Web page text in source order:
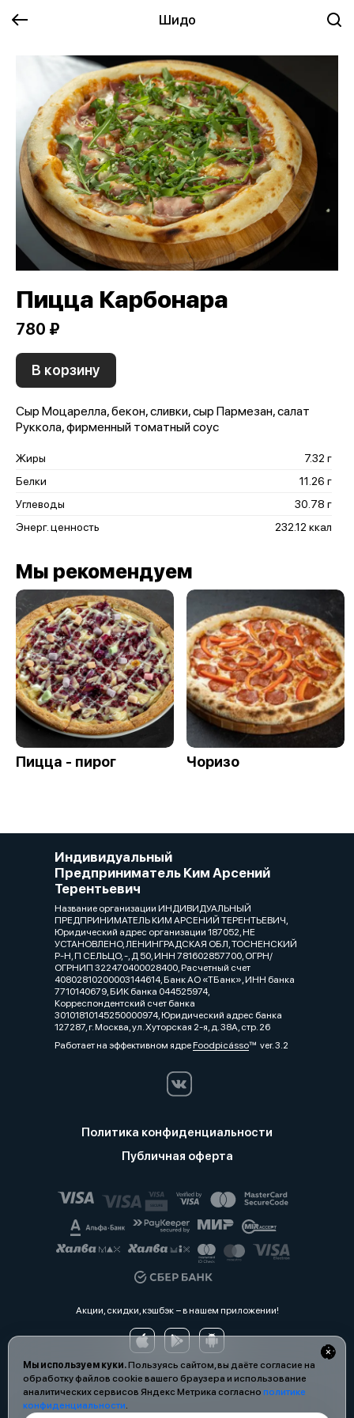
Шидо
Мы используем куки.Пользуясь сайтом, вы даёте согласие на
обработку файлов cookie вашего браузера и использование
аналитических сервисов Яндекс Метрика согласно политике
конфиденциальности.
Пицца Карбонара
780 ₽
В корзину
Сыр Моцарелла, бекон, сливки, сыр Пармезан, салат
Руккола, фирменный томатный соус
Жиры
7.32 г
Белки
11.26 г
Углеводы
30.78 г
Энерг. ценность
232.12 ккал
Мы рекомендуем
Пицца - пирог Чоризо
Индивидуальный
Предприниматель Ким Арсений
Терентьевич
Название организации ИНДИВИДУАЛЬНЫЙ
ПРЕДПРИНИМАТЕЛЬ КИМ АРСЕНИЙ ТЕРЕНТЬЕВИЧ,
Юридический адрес организации 187052, НЕ
УСТАНОВЛЕНО, ЛЕНИНГРАДСКАЯ ОБЛ, ТОСНЕНСКИЙ
Р-Н, П СЕЛЬЦО, -, Д 50, ИНН 781602857700, ОГРН/
ОГРНИП 322470400028400, Расчетный счет
40802810200003144614, Банк АО «ТБанк», ИНН банка
7710140679, БИК банка 044525974,
Корреспондентский счет банка
30101810145250000974, Юридический адрес банка
127287, г. Москва, ул. Хуторская 2-я, д. 38А, стр. 26
Работает на эффективном ядреFoodpicássover. 3.2
Политика конфиденциальности
Публичная оферта
Акции, скидки, кэшбэк − в нашем приложении!